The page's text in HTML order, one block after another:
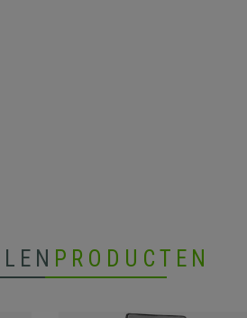
PRODUCTEN